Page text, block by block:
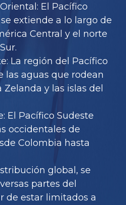
El Pacífico
extiende a lo largo de
Central y el norte
La región del Pacífico
las aguas que rodean
y las islas del
El Pacífico Sudeste
occidentales de
Colombia hasta
global, se
partes del
de estar limitados a